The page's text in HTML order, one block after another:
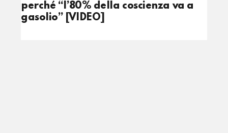
perché “l’80% della coscienza va a
gasolio” [VIDEO]